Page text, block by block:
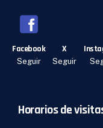
Facebook
Seguir
X
Seguir
Horarios de